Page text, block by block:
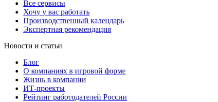
Все сервисы
Хочу у вас работать
Производственный календарь
Экспертная рекомендация
Новости и статьи
Блог
О компаниях в игровой форме
Жизнь в компании
ИТ-проекты
Рейтинг работодателей России